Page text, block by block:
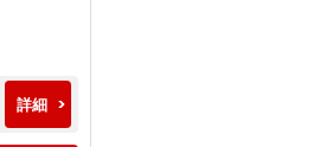
詳細